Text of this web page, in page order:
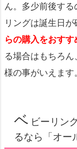
ん。多少前後す
リングは誕生日
らの購入をおすす
る場合はもちろ
様の事がいえます
ベ ビーリン
るなら「オー